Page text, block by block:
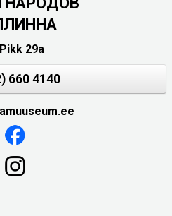
Pikk 29a
660 4140